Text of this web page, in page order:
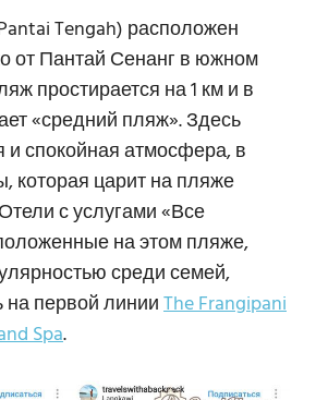
Tengah) расположен
от Пантай Сенанг в южном
простирается на 1 км и в
«средний пляж». Здесь
и спокойная атмосфера, в
которая царит на пляже
с услугами «Все
на этом пляже,
среди семей,
на первой линииThe Frangipani
Spa.